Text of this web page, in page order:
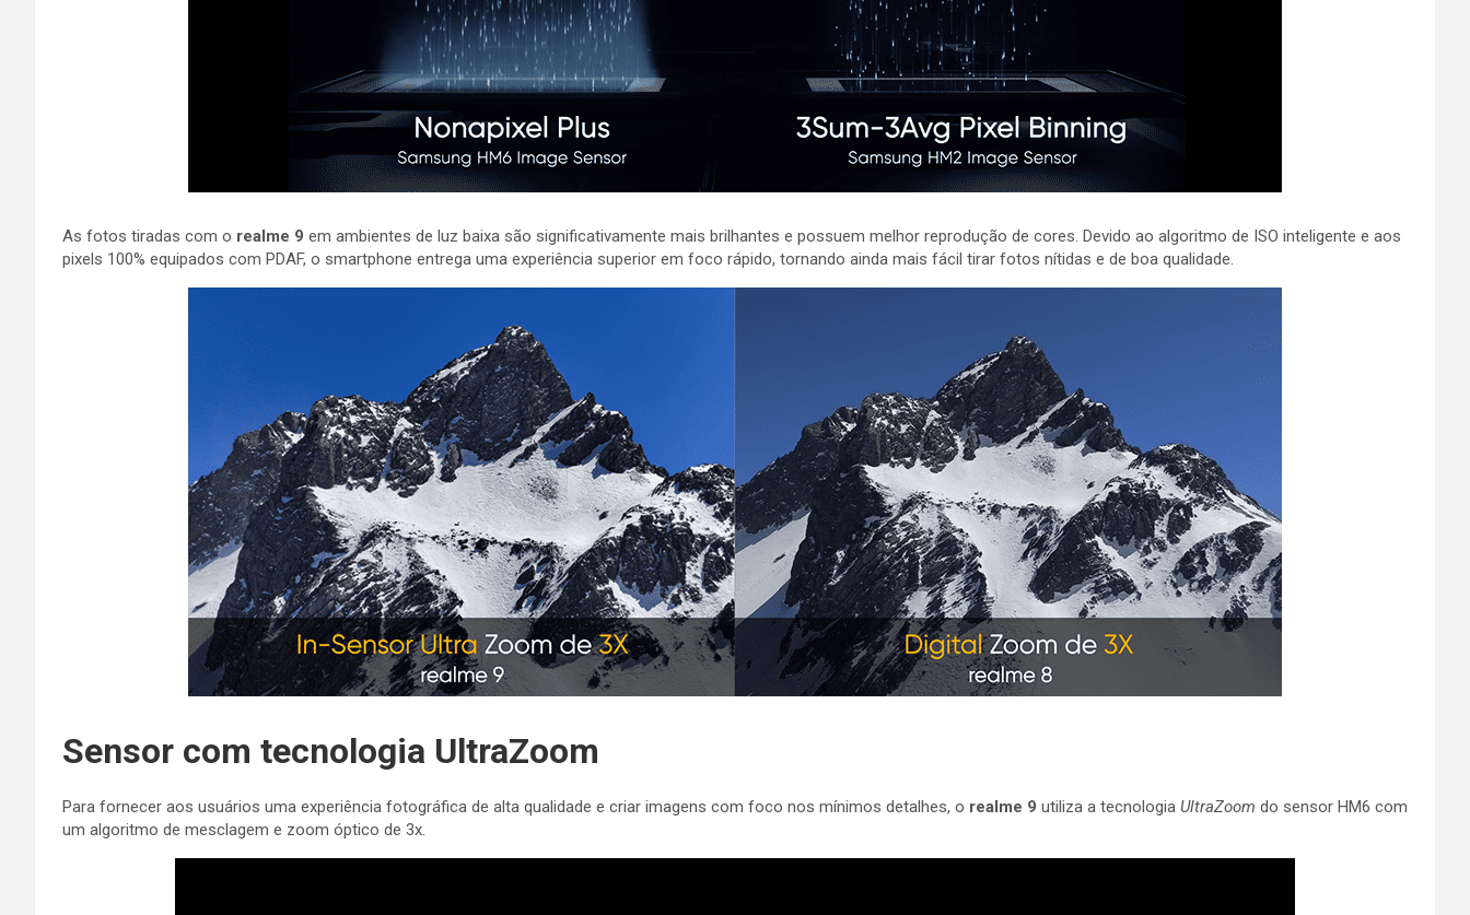
As fotos tiradas com o realme 9 em ambientes de luz baixa são significativamente mais brilhantes e possuem melhor reprodução de cores. Devido ao algoritmo de ISO inteligente e aos
pixels 100% equipados com PDAF, o smartphone entrega uma experiência superior em foco rápido, tornando ainda mais fácil tirar fotos nítidas e de boa qualidade.
Sensor com tecnologia UltraZoom
Para fornecer aos usuários uma experiência fotográfica de alta qualidade e criar imagens com foco nos mínimos detalhes, o realme 9 utiliza a tecnologia UltraZoom do sensor HM6 com
um algoritmo de mesclagem e zoom óptico de 3x.